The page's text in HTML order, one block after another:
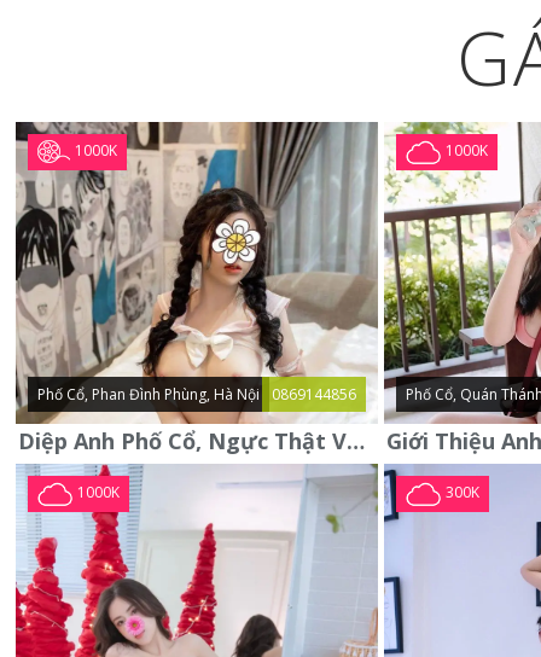
1000K
Phố Cổ, Phan Đình Phùng, Hà Nội 0869144856
Diệp Anh Phố Cổ, Ngực Thật Vú To Thơm Tho Quyến Rũ
1000K
Phố Cổ, Quán
1000K 300K